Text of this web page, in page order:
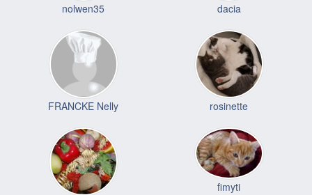
nolwen35 dacia
FRANCKE Nelly rosinette
fimyti